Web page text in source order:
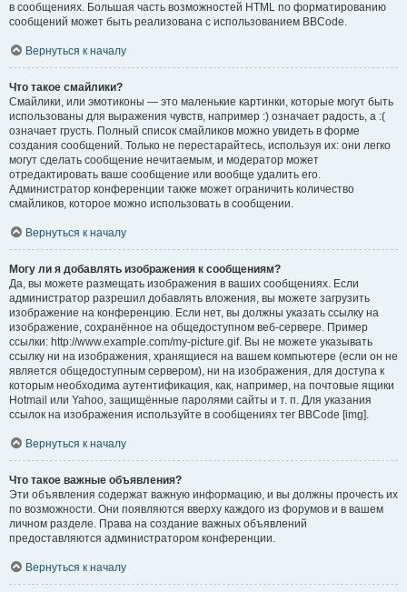
в сообщениях. Большая часть возможностей HTML по форматированию
сообщений может быть реализована с использованием BBCode.
Вернуться к началу
Что такое смайлики?
Смайлики, или эмотиконы — это маленькие картинки, которые могут быть
использованы для выражения чувств, например :) означает радость, а :(
означает грусть. Полный список смайликов можно увидеть в форме
создания сообщений. Только не перестарайтесь, используя их: они легко
могут сделать сообщение нечитаемым, и модератор может
отредактировать ваше сообщение или вообще удалить его.
Администратор конференции также может ограничить количество
смайликов, которое можно использовать в сообщении.
Вернуться к началу
Могу ли я добавлять изображения к сообщениям?
Да, вы можете размещать изображения в ваших сообщениях. Если
администратор разрешил добавлять вложения, вы можете загрузить
изображение на конференцию. Если нет, вы должны указать ссылку на
изображение, сохранённое на общедоступном веб-сервере. Пример
ссылки: http://www.example.com/my-picture.gif. Вы не можете указывать
ссылку ни на изображения, хранящиеся на вашем компьютере (если он не
является общедоступным сервером), ни на изображения, для доступа к
которым необходима аутентификация, как, например, на почтовые ящики
Hotmail или Yahoo, защищённые паролями сайты и т. п. Для указания
ссылок на изображения используйте в сообщениях тег BBCode [img].
Вернуться к началу
Что такое важные объявления?
Эти объявления содержат важную информацию, и вы должны прочесть их
по возможности. Они появляются вверху каждого из форумов и в вашем
личном разделе. Права на создание важных объявлений
предоставляются администратором конференции.
Вернуться к началу